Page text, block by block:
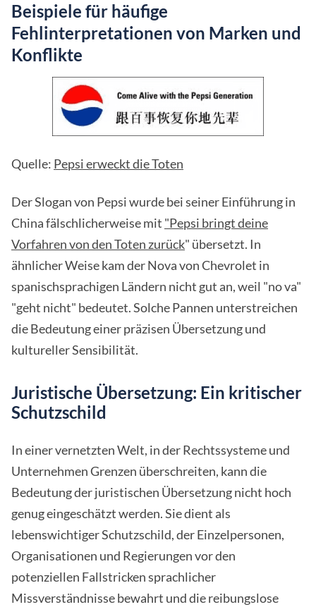
Beispiele für häufige
Fehlinterpretationen von Marken und
Konflikte
Quelle: Pepsi erweckt die Toten
Der Slogan von Pepsi wurde bei seiner Einführung in
China fälschlicherweise mit "Pepsi bringt deine
Vorfahren von den Toten zurück" übersetzt. In
ähnlicher Weise kam der Nova von Chevrolet in
spanischsprachigen Ländern nicht gut an, weil "no va"
"geht nicht" bedeutet. Solche Pannen unterstreichen
die Bedeutung einer präzisen Übersetzung und
kultureller Sensibilität.
Juristische Übersetzung: Ein kritischer
Schutzschild
In einer vernetzten Welt, in der Rechtssysteme und
Unternehmen Grenzen überschreiten, kann die
Bedeutung der juristischen Übersetzung nicht hoch
genug eingeschätzt werden. Sie dient als
lebenswichtiger Schutzschild, der Einzelpersonen,
Organisationen und Regierungen vor den
potenziellen Fallstricken sprachlicher
Missverständnisse bewahrt und die reibungslose